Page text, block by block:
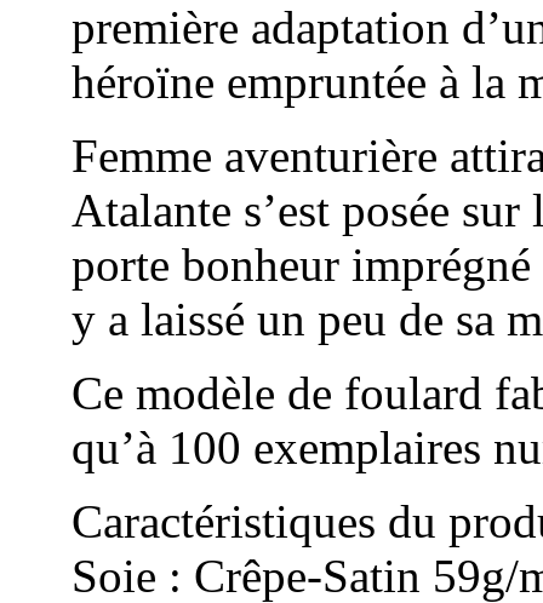
première adaptation
héroïne empruntée à la
Femme aventurière
Atalante s’est posée
porte bonheur
y a laissé un peu de sa
Ce modèle de foulard
qu’à 100 exemplaires
Caractéristiques du
Soie : Crêpe-Satin 59g/